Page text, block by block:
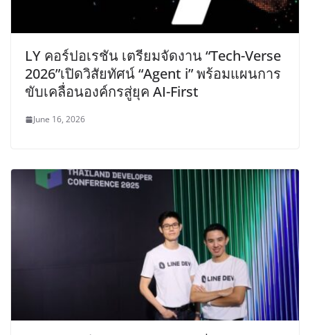
LY คอร์ปอเรชัน เตรียมจัดงาน “Tech-Verse
2026”เปิดวิสัยทัศน์ “Agent i” พร้อมแผนการ
ขับเคลื่อนองค์กรสู่ยุค AI-First
June 16, 2026